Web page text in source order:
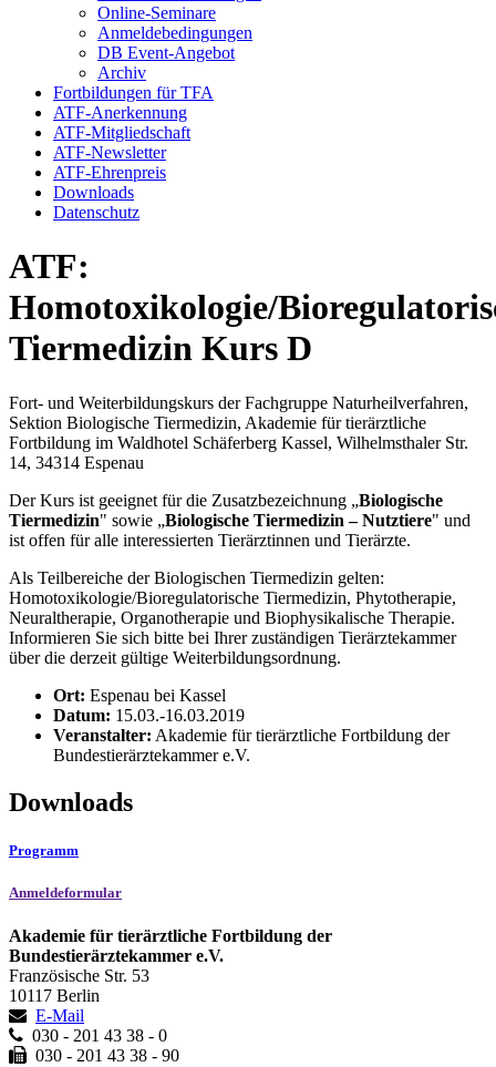
Online-Seminare
Anmeldebedingungen
DB Event-Angebot
Archiv
Fortbildungen für TFA
ATF-Anerkennung
ATF-Mitgliedschaft
ATF-Newsletter
ATF-Ehrenpreis
Downloads
Datenschutz
ATF:
Homotoxikologie/
Tiermedizin Kurs D
Fort- und Weiterbildungskurs der Fachgruppe Naturheilverfahren,
Sektion Biologische Tiermedizin, Akademie für tierärztliche
Fortbildung im Waldhotel Schäferberg Kassel, Wilhelmsthaler Str.
14, 34314 Espenau
Der Kurs ist geeignet für die Zusatzbezeichnung „Biologische
Tiermedizin" sowie „Biologische Tiermedizin – Nutztiere" und
ist offen für alle interessierten Tierärztinnen und Tierärzte.
Als Teilbereiche der Biologischen Tiermedizin gelten:
Homotoxikologie/Bioregulatorische Tiermedizin, Phytotherapie,
Neuraltherapie, Organotherapie und Biophysikalische Therapie.
Informieren Sie sich bitte bei Ihrer zuständigen Tierärztekammer
über die derzeit gültige Weiterbildungsordnung.
Ort: Espenau bei Kassel
Datum: 15.03.-16.03.2019
Veranstalter: Akademie für tierärztliche Fortbildung der
Bundestierärztekammer e.V.
Downloads
Programm
Anmeldeformular
Akademie für tierärztliche Fortbildung der
Bundestierärztekammer e.V.
Französische Str. 53
10117 Berlin
E-Mail
030 - 201 43 38 - 0
030 - 201 43 38 - 90